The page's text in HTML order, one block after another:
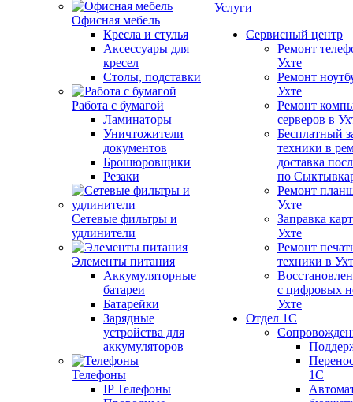
Офисная мебель
Кресла и стулья
Аксессуары для
кресел
Столы, подставки
Работа с бумагой
Ламинаторы
Уничтожители
документов
Брошюровщики
Резаки
Сетевые фильтры и
удлинители
Элементы питания
Аккумуляторные
батареи
Батарейки
Зарядные
устройства для
аккумуляторов
Телефоны
IP Телефоны
Услуги
Сервисный центр
Ремонт
Ухте
Ремонт
Ухте
Ремонт
серверов в
Бесплатный
техники в
доставка
по
Ремонт
Ухте
Заправка
Ухте
Ремонт
техники в
с цифровых
Ухте
Отдел 1С
1С